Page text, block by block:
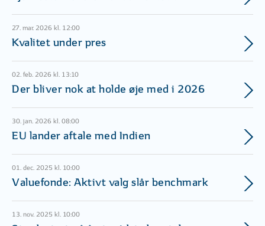
27. mar. 2026 kl. 12:00
Kvalitet under pres
02. feb. 2026 kl. 13:10
Der bliver nok at holde øje med i 2026
30. jan. 2026 kl. 08:00
EU lander aftale med Indien
01. dec. 2025 kl. 10:00
Valuefonde: Aktivt valg slår benchmark
13. nov. 2025 kl. 10:00